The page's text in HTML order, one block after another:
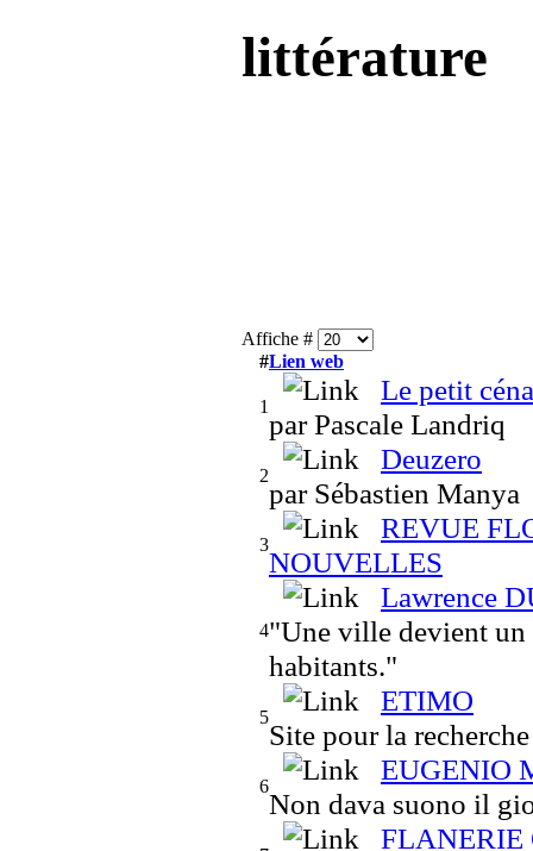
littérature
Affiche #
#Lien web
1
Le petit
par Pascale Landriq
2
Deuzero
par Sébastien Manya
3
REVUE
NOUVELLES
4
Lawrence
"Une ville devient un
habitants."
5
ETIMO
Site pour la
6
EUGENIO
Non dava suono il
FLANERIE